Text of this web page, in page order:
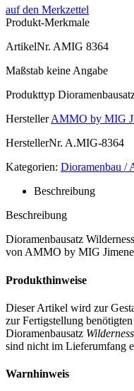
auf den Merkzettel
Produkt-Merkmale
ArtikelNr. AMIG 8364
Maßstab keine Angabe
Produkttyp
Hersteller AMMO by MIG
HerstellerNr. A.MIG-8364
Kategorien: Dioramenbau /
Beschreibung
Beschreibung
Dioramenbausatz
von AMMO by MIG
Produkthinweise
Dieser Artikel wird zur
zur Fertigstellung
Dioramenbausatz
sind nicht im Lieferumfang
Warnhinweis